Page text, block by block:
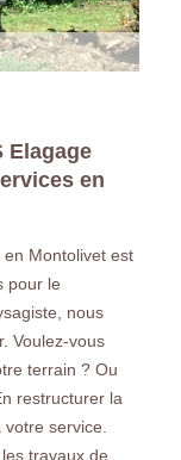
Elagage
en
Montolivet est
pour le
nous
Voulez-vous
terrain ? Ou
restructurer la
service.
travaux de